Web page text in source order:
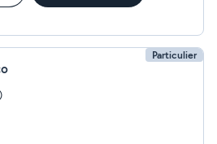
Particulier